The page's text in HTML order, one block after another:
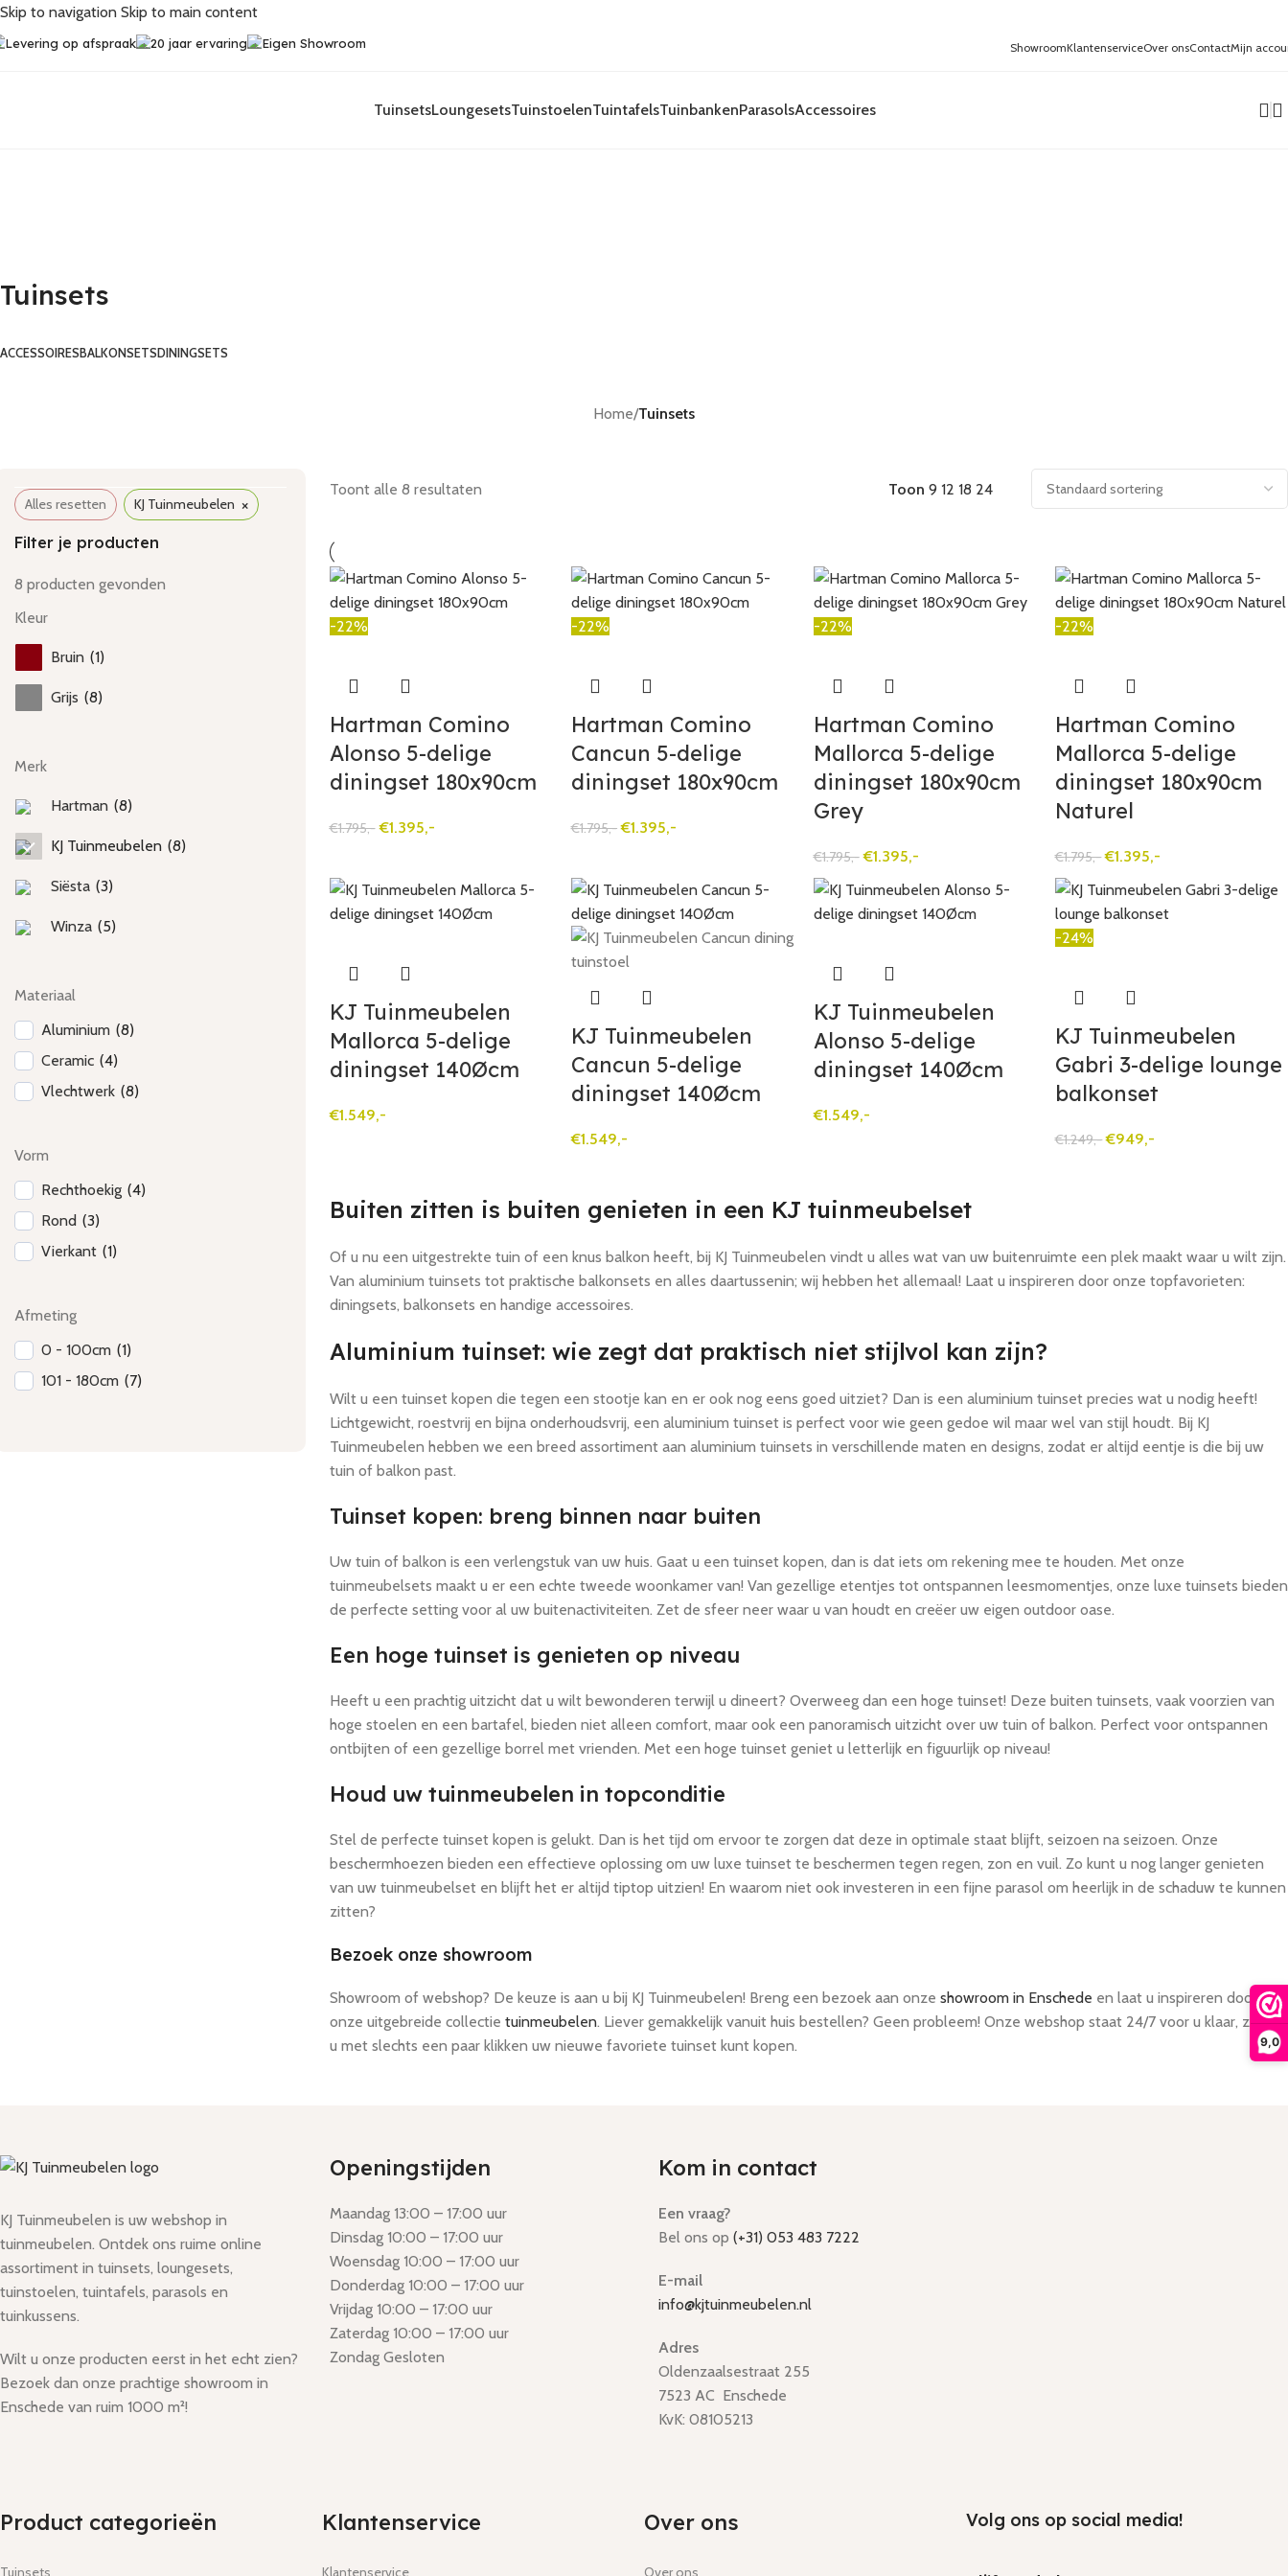
9,0
Skip to navigation Skip to main content
Levering op afspraak 20 jaar ervaring Eigen Showroom ShowroomKlantenserviceOver onsContactMijn
TuinsetsLoungesetsTuinstoelenTuintafelsTuinbankenParasolsAccessoires
Tuinsets
ACCESSOIRESBALKONSETSDININGSETS
Home/Tuinsets
Alles resetten KJ Tuinmeubelen ×
Filter je producten
8 producten gevonden
Kleur
Bruin (1)
Grijs (8)
Merk
Hartman (8)
KJ Tuinmeubelen (8)
Siësta (3)
Winza (5)
Materiaal
Aluminium (8)
Ceramic (4)
Vlechtwerk (8)
Vorm
Rechthoekig (4)
Rond (3)
Vierkant (1)
Afmeting
0 - 100cm (1)
101 - 180cm (7)
Toont alle 8 resultaten Toon 9 12 18 24
-22%
Hartman Comino
Alonso 5-delige
diningset 180x90cm
€1.795,- €1.395,-
-22%
Hartman Comino
Cancun 5-delige
diningset 180x90cm
€1.795,- €1.395,-
-22%
Hartman Comino
Mallorca 5-delige
diningset 180x90cm
Grey
€1.795,- €1.395,-
-22%
Hartman Comino
Mallorca 5-delige
diningset 180x90cm
Naturel
€1.795,- €1.395,-
KJ Tuinmeubelen
Mallorca 5-delige
diningset 140Øcm
€1.549,-
KJ Tuinmeubelen
Cancun 5-delige
diningset 140Øcm
€1.549,-
KJ Tuinmeubelen
Alonso 5-delige
diningset 140Øcm
€1.549,-
-24%
KJ Tuinmeubelen
Gabri 3-delige lounge
balkonset
€1.249,- €949,-
Buiten zitten is buiten genieten in een KJ tuinmeubelset
Of u nu een uitgestrekte tuin of een knus balkon heeft, bij KJ Tuinmeubelen vindt u alles wat van uw buitenruimte een plek maakt waar u wilt zijn.
Van aluminium tuinsets tot praktische balkonsets en alles daartussenin; wij hebben het allemaal! Laat u inspireren door onze topfavorieten:
diningsets, balkonsets en handige accessoires.
Aluminium tuinset: wie zegt dat praktisch niet stijlvol kan zijn?
Wilt u een tuinset kopen die tegen een stootje kan en er ook nog eens goed uitziet? Dan is een aluminium tuinset precies wat u nodig heeft!
Lichtgewicht, roestvrij en bijna onderhoudsvrij, een aluminium tuinset is perfect voor wie geen gedoe wil maar wel van stijl houdt. Bij KJ
Tuinmeubelen hebben we een breed assortiment aan aluminium tuinsets in verschillende maten en designs, zodat er altijd eentje is die bij uw
tuin of balkon past.
Tuinset kopen: breng binnen naar buiten
Uw tuin of balkon is een verlengstuk van uw huis. Gaat u een tuinset kopen, dan is dat iets om rekening mee te houden. Met onze
tuinmeubelsets maakt u er een echte tweede woonkamer van! Van gezellige etentjes tot ontspannen leesmomentjes, onze luxe tuinsets bieden
de perfecte setting voor al uw buitenactiviteiten. Zet de sfeer neer waar u van houdt en creëer uw eigen outdoor oase.
Een hoge tuinset is genieten op niveau
Heeft u een prachtig uitzicht dat u wilt bewonderen terwijl u dineert? Overweeg dan een hoge tuinset! Deze buiten tuinsets, vaak voorzien van
hoge stoelen en een bartafel, bieden niet alleen comfort, maar ook een panoramisch uitzicht over uw tuin of balkon. Perfect voor ontspannen
ontbijten of een gezellige borrel met vrienden. Met een hoge tuinset geniet u letterlijk en figuurlijk op niveau!
Houd uw tuinmeubelen in topconditie
Stel de perfecte tuinset kopen is gelukt. Dan is het tijd om ervoor te zorgen dat deze in optimale staat blijft, seizoen na seizoen. Onze
beschermhoezen bieden een effectieve oplossing om uw luxe tuinset te beschermen tegen regen, zon en vuil. Zo kunt u nog langer genieten
van uw tuinmeubelset en blijft het er altijd tiptop uitzien! En waarom niet ook investeren in een fijne parasol om heerlijk in de schaduw te kunnen
zitten?
Bezoek onze showroom
Showroom of webshop? De keuze is aan u bij KJ Tuinmeubelen! Breng een bezoek aan onze showroom in Enschede en laat u inspireren door
onze uitgebreide collectie tuinmeubelen. Liever gemakkelijk vanuit huis bestellen? Geen probleem! Onze webshop staat 24/7 voor u klaar, zodat
u met slechts een paar klikken uw nieuwe favoriete tuinset kunt kopen.
KJ Tuinmeubelen is uw webshop in
tuinmeubelen. Ontdek ons ruime online
assortiment in tuinsets, loungesets,
tuinstoelen, tuintafels, parasols en
tuinkussens.
Wilt u onze producten eerst in het echt zien?
Bezoek dan onze prachtige showroom in
Enschede van ruim 1000 m²!
Openingstijden
Maandag 13:00 – 17:00 uur
Dinsdag 10:00 – 17:00 uur
Woensdag 10:00 – 17:00 uur
Donderdag 10:00 – 17:00 uur
Vrijdag 10:00 – 17:00 uur
Zaterdag 10:00 – 17:00 uur
Zondag Gesloten
Kom in contact
Een vraag?
Bel ons op (+31) 053 483 7222
E-mail
info@kjtuinmeubelen.nl
Adres
Oldenzaalsestraat 255
7523 AC Enschede
KvK: 08105213
Product categorieën
Tuinsets
Klantenservice
Klantenservice
Over ons
Over ons
Volg ons op social media!